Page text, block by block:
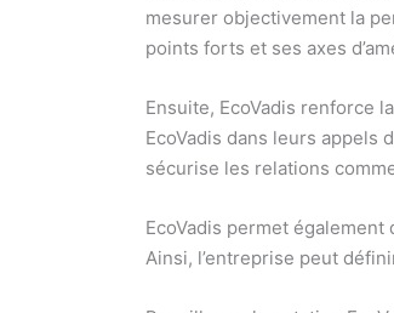
mesurer objectivement la
points forts et ses axes
Ensuite, EcoVadis renforce
EcoVadis dans leurs appels
sécurise les relations
EcoVadis permet
Ainsi, l’entreprise peut